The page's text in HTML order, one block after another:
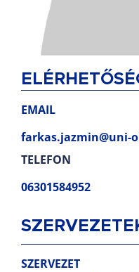
EMAIL
farkas.jazmin@uni-
TELEFON
06301584952
SZERVEZET